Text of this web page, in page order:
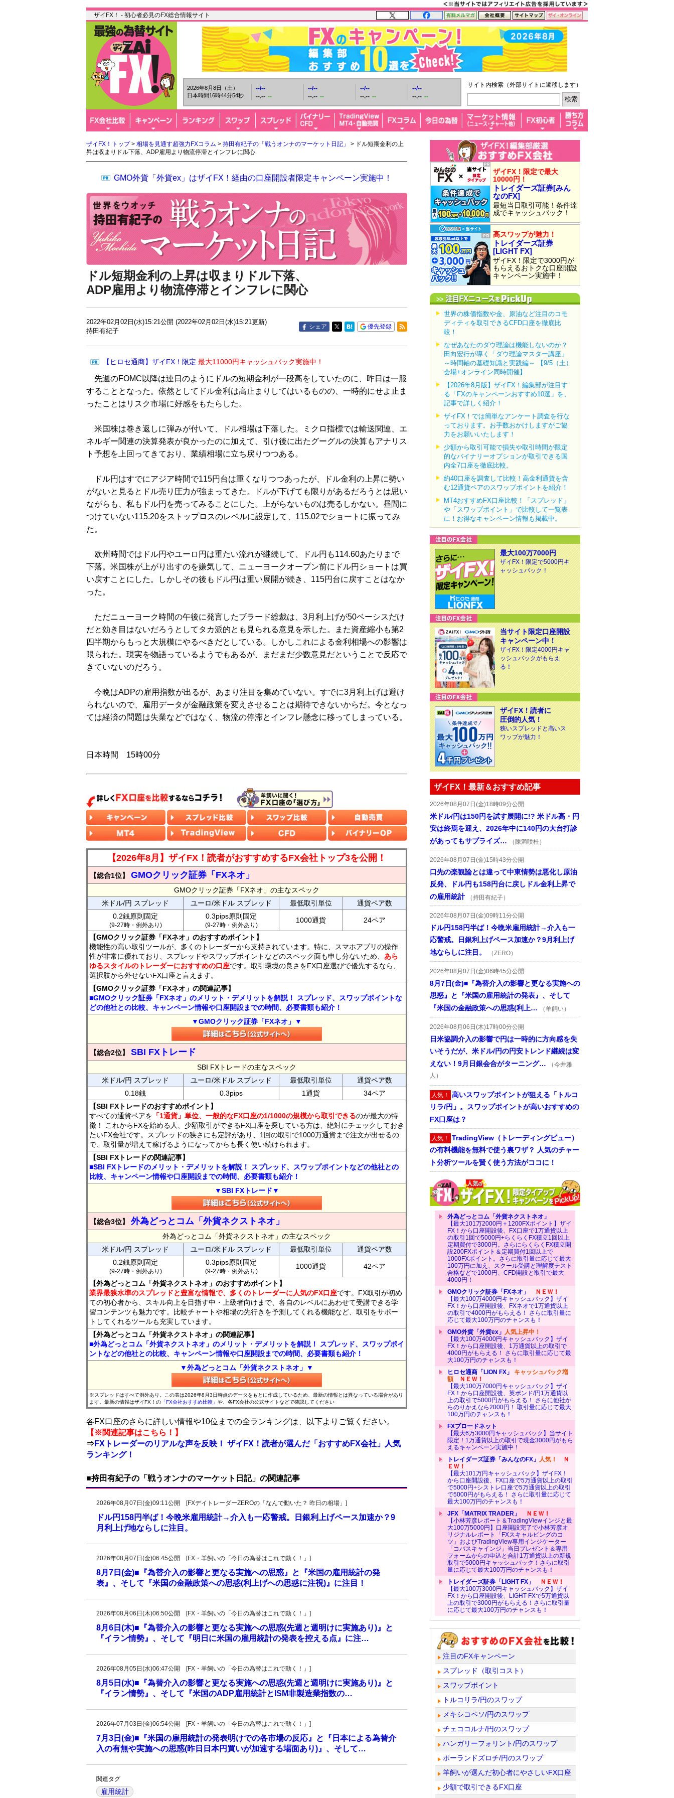
ザイFX！ - 初心者必見のFX総合情報サイト
2026年8月8日（土）
日本時間16時44分55秒
--/--
--.-- --
--/--
--.-- --
--/--
--.-- --
--/--
--.-- --
サイト内検索（外部サイトに遷移します）
ザイFX！トップ> 相場を見通す超強力FXコラム > 持田有紀子の「戦うオンナのマーケット日記」
> ドル短期金利の上
昇は収まりドル下落、ADP雇用より物流停滞とインフレに関心
GMO外貨「外貨ex」はザイFX！経由の口座開設者限定キャンペーン実施中！
ドル短期金利の上昇は収まりドル下落、
ADP雇用より物流停滞とインフレに関心
2022年02月02日(水)15:21公開 (2022年02月02日(水)15:21更新)
持田有紀子
シェア 優先登録
【ヒロセ通商】ザイFX！限定 最大11000円キャッシュバック実施中！
先週のFOMC以降は連日のようにドルの短期金利が一段高をしていたのに、昨日は一服
することとなった。依然としてドル金利は高止まりしてはいるものの、一時的にせよ止ま
ったことはリスク市場に好感をもたらした。
米国株は巻き返しに弾みが付いて、ドル相場は下落した。ミクロ指標では輸送関連、エ
ネルギー関連の決算発表が良かったのに加えて、引け後に出たグーグルの決算もアナリス
ト予想を上回ってきており、業績相場に立ち戻りつつある。
ドル円はすでにアジア時間で115円台は重くなりつつあったが、ドル金利の上昇に勢い
がないと見るとドル売り圧力が強まってきた。ドルが下げても限りがあるだろうとは思い
ながらも、私もドル円を売ってみることにした。上がらないものは売るしかない。昼間に
つけていない115.20をストップロスのレベルに設定して、115.02でショートに振ってみ
た。
欧州時間ではドル円やユーロ円は重たい流れが継続して、ドル円も114.60あたりまで
下落。米国株が上がり出すのを嫌気して、ニューヨークオープン前にドル円ショートは買
い戻すことにした。しかしその後もドル円は重い展開が続き、115円台に戻すことはなか
った。
ただニューヨーク時間の午後に発言したブラード総裁は、3月利上げが50ベーシスだけ
だと効き目はないだろうとしてタカ派的とも見られる意見を示した。また資産縮小も第2
四半期からもっと大規模にやるべきだとしている。しかしこれによる金利相場への影響は
限られた。現実を物語っているようでもあるが、まだまだ少数意見だということで反応で
きていないのだろう。
今晩はADPの雇用指数が出るが、あまり注目を集めていない。すでに3月利上げは避け
られないので、雇用データが金融政策を変えさせることは期待できないからだ。今となっ
ては経済の問題は失業などではなく、物流の停滞とインフレ懸念に移ってしまっている。
日本時間 15時00分
【2026年8月】ザイFX！読者がおすすめするFX会社トップ3を公開！
【総合1位】 GMOクリック証券「FXネオ」
GMOクリック証券「FXネオ」の主なスペック
米ドル/円 スプレッド
ユーロ/米ドル スプレッド 最低取引単位
通貨ペア数
0.2銭原則固定
(9-27時・例外あり)
0.3pips原則固定
(9-27時・例外あり)
1000通貨 24ペア
【GMOクリック証券「FXネオ」のおすすめポイント】
機能性の高い取引ツールが、多くのトレーダーから支持されています。特に、スマホアプリの操作
性が非常に優れており、スプレッドやスワップポイントなどのスペック面も申し分ないため、 あら
ゆるスタイルのトレーダーにおすすめの口座です。取引環境の良さをFX口座選びで優先するなら、
選択肢から外せないFX口座と言えます。
【GMOクリック証券「FXネオ」の関連記事】
■GMOクリック証券「FXネオ」のメリット・デメリットを解説！ スプレッド、スワップポイントな
どの他社との比較、キャンペーン情報や口座開設までの時間、必要書類も紹介！
▼GMOクリック証券「FXネオ」▼
【総合2位】 SBI FXトレード
SBI FXトレードの主なスペック
米ドル/円 スプレッド
ユーロ/米ドル スプレッド 最低取引単位
通貨ペア数
0.18銭
0.3pips 1通貨
34ペア
【SBI FXトレードのおすすめポイント】
すべての通貨ペアを 「1通貨」単位、一般的なFX口座の1/1000の規模から取引できるのが最大の特
徴！ これからFXを始める人、少額取引ができるFX口座を探している方は、絶対にチェックしておき
たいFX会社です。スプレッドの狭さにも定評があり、1回の取引で1000万通貨まで注文が出せるの
で、取引量が増えて稼げるようになってからも長く使い続けられます。
【SBI FXトレードの関連記事】
■SBI FXトレードのメリット・デメリットを解説！ スプレッド、スワップポイントなどの他社との
比較、キャンペーン情報や口座開設までの時間、必要書類も紹介！
▼SBI FXトレード▼
【総合3位】 外為どっとコム「外貨ネクストネオ」
外為どっとコム「外貨ネクストネオ」の主なスペック
米ドル/円 スプレッド
ユーロ/米ドル スプレッド 最低取引単位
通貨ペア数
0.2銭原則固定
(9-27時・例外あり)
0.3pips原則固定
(9-27時・例外あり)
1000通貨 42ペア
【外為どっとコム「外貨ネクストネオ」のおすすめポイント】
業界最狭水準のスプレッドと豊富な情報で、多くのトレーダーに人気のFX口座です。FX取引が初め
ての初心者から、スキル向上を目指す中・上級者向けまで、各自のレベルにあわせて受講できる学
習コンテンツも魅力です。比較チャートや相場の先行きを予測してくれる機能など、取引をサポー
トしてくれるツールも充実しています。
【外為どっとコム「外貨ネクストネオ」の関連記事】
■外為どっとコム「外貨ネクストネオ」のメリット・デメリットを解説！ スプレッド、スワップポイ
ントなどの他社との比較、キャンペーン情報や口座開設までの時間、必要書類も紹介！
▼外為どっとコム「外貨ネクストネオ」▼
※スプレッドはすべて例外あり。この表は2026年8月3日時点のデータをもとに作成しているため、最新の情報とは異なっている場合があり
ます。最新の情報はザイFX！の 「FX会社おすすめ比較」 や、各FX会社の公式サイトなどで確認してください
各FX口座のさらに詳しい情報や10位までの全ランキングは、以下よりご覧ください。
【※関連記事はこちら！】
⇒FXトレーダーのリアルな声を反映！ ザイFX！読者が選んだ「おすすめFX会社」人気
ランキング！
■持田有紀子の「戦うオンナのマーケット日記」の関連記事
2026年08月07日(金)09:11公開 [FXデイトレーダーZEROの「なんで動いた？ 昨日の相場」]
ドル円158円半ば！今晩米雇用統計→介入も一応警戒。日銀利上げペース加速か？9
月利上げ地ならしに注目。
2026年08月07日(金)06:45公開 [FX・羊飼いの「今日の為替はこれで動く！」]
8月7日(金)■『為替介入の影響と更なる実施への思惑』と『米国の雇用統計の発
表』、そして『米国の金融政策への思惑(利上げへの思惑に注視)』に注目！
2026年08月06日(木)06:50公開 [FX・羊飼いの「今日の為替はこれで動く！」]
8月6日(木)■『為替介入の影響と更なる実施への思惑(先週と週明けに実施あり)』と
『イラン情勢』、そして『明日に米国の雇用統計の発表を控える点』に注…
2026年08月05日(水)06:47公開 [FX・羊飼いの「今日の為替はこれで動く！」]
8月5日(水)■『為替介入の影響と更なる実施への思惑(先週と週明けに実施あり)』と
『イラン情勢』、そして『米国のADP雇用統計とISM非製造業指数の…
2026年07月03日(金)06:54公開 [FX・羊飼いの「今日の為替はこれで動く！」]
7月3日(金)■『米国の雇用統計の発表明けでの各市場の反応』と『日本による為替介
入の有無や実施への思惑(昨日日本円買いが加速する場面あり)』、そして…
関連タグ
雇用統計
ザイFX！限定で最大
10000円！
トレイダーズ証券[みん
なのFX]
最短当日取引可能！条件達
成でキャッシュバック！
高スワップが魅力！
トレイダーズ証券
[LIGHT FX]
ザイFX！限定で3000円が
もらえるおトクな口座開設
キャンペーン実施中！
世界の株価指数や金、原油など注目のコモ
ディティを取引できるCFD口座を徹底比
較！
なぜあなたのダウ理論は機能しないのか？
田向宏行が導く「ダウ理論マスター講座」
～時間軸の基礎知識と実践編～ 【9/5（土）
会場+オンライン同時開催】
【2026年8月版】ザイFX！編集部が注目す
る「FXのキャンペーンおすすめ10選」を、
記事で詳しく紹介！
ザイFX！では簡単なアンケート調査を行な
っております。お手数おかけしますがご協
力をお願いいたします！
少額から取引可能で損失や取引時間が限定
的なバイナリーオプションが取引できる国
内全7口座を徹底比較。
約40口座を調査して比較！高金利通貨を含
む12通貨ペアのスワップポイントを紹介！
MT4おすすめFX口座比較！「スプレッド」
や「スワップポイント」で比較して一覧表
に！お得なキャンペーン情報も掲載中。
最大100万7000円
ザイFX！限定で5000円キ
ャッシュバック！
当サイト限定口座開設
キャンペーン中！
ザイFX！限定4000円キャ
ッシュバックがもらえ
る！
ザイFX！読者に
圧倒的人気！
狭いスプレッドと高いス
ワップが魅力！
ザイFX！最新＆おすすめ記事
2026年08月07日(金)18時09分公開
米ドル/円は150円を試す展開に!? 米ドル高・円
安は終焉を迎え、2026年中に140円の大台打診
があってもサプライズ…
（陳満咲杜）
2026年08月07日(金)15時43分公開
口先の楽観論とは違って中東情勢は悪化し原油
反発、ドル円も158円台に戻しドル金利上昇で
の雇用統計
（持田有紀子）
2026年08月07日(金)09時11分公開
ドル円158円半ば！今晩米雇用統計→介入も一
応警戒。日銀利上げペース加速か？9月利上げ
地ならしに注目。
（ZERO）
2026年08月07日(金)06時45分公開
8月7日(金)■『為替介入の影響と更なる実施への
思惑』と『米国の雇用統計の発表』、そして
『米国の金融政策への思惑(利上…
（羊飼い）
2026年08月06日(木)17時00分公開
日米協調介入の影響で円は一時的に方向感を失
いそうだが、米ドル/円の円安トレンド継続は変
えない！9月日銀会合がターニング…
（今井雅
人）
人気！ 高いスワップポイントが狙える「トルコ
リラ/円」。スワップポイントが高いおすすめの
FX口座は？
人気！ TradingView（トレーディングビュー）
の有料機能を無料で使う裏ワザ？ 人気のチャー
ト分析ツールを賢く使う方法がココに！
外為どっとコム「外貨ネクストネオ」
【最大101万2000円＋1200FXポイント】ザイ
FX！から口座開設後、FX口座で1万通貨以上
の取引1回で5000円+らくらくFX積立1回以上
定期買付で3000円。さらにらくらくFX積立開
設200FXポイント＆定期買付1回以上で
1000FXポイント。さらに取引量に応じて最大
100万円に加え、スクール受講と理解度テスト
合格などで1000円、CFD開設と取引で最大
4000円！
GMOクリック証券「FXネオ」
ＮＥＷ！
【最大100万4000円キャッシュバック】ザイ
FX！から口座開設後、FXネオで1万通貨以上
の取引で4000円がもらえる！ さらに取引量に
応じて最大100万円のチャンスも！
GMO外貨「外貨ex」 人気上昇中！
【最大100万4000円キャッシュバック】ザイ
FX！から口座開設後、1万通貨以上の取引で
4000円がもらえる！ さらに取引量に応じて最
大100万円のチャンスも！
ヒロセ通商「LION FX」 キャッシュバック増
額ＮＥＷ！
【最大100万7000円キャッシュバック】ザイ
FX！から口座開設後、英ポンド/円1万通貨以
上の取引で5000円がもらえる！ さらに他社か
らのりかえなら2000円！ 取引量に応じて最大
100万円のチャンスも！
FXブロードネット
【最大6万3000円キャッシュバック】当サイト
限定！1万通貨以上の取引で現金3000円がもら
えるキャンペーン実施中！
トレイダーズ証券「みんなのFX」 人気！
Ｎ
ＥＷ！
【最大101万円キャッシュバック】ザイFX！
から口座開設後、FX口座で5万通貨以上の取引
で5000円+シストレ口座で5万通貨以上の取引
で5000円がもらえる！ さらに取引量に応じて
最大100万円のチャンスも！
JFX「MATRIX TRADER」
ＮＥＷ！
【小林芳彦レポート＆TradingViewインジと最
大100万5000円】口座開設完了で小林芳彦オ
リジナルレポート「FXスキャルピングのコ
ツ」およびTradingView専用インジケーター
「コバスキャインジ」当日プレゼント＆専用
フォームからの申込と合計1万通貨以上の新規
取引で5000円キャッシュバック！さらに取引
量に応じて最大100万円のチャンスも！
トレイダーズ証券「LIGHT FX」
ＮＥＷ！
【最大100万3000円キャッシュバック】ザイ
FX！から口座開設後、LIGHT FXで5万通貨以
上の取引で3000円がもらえる！さらに取引量
に応じて最大100万円のチャンスも！
注目のFXキャンペーン
スプレッド（取引コスト）
スワップポイント
トルコリラ/円のスワップ
メキシコペソ/円のスワップ
チェココルナ/円のスワップ
ハンガリーフォリント/円のスワップ
ポーランドズロチ/円のスワップ
羊飼いが選んだ初心者にやさしいFX口座
少額で取引できるFX口座